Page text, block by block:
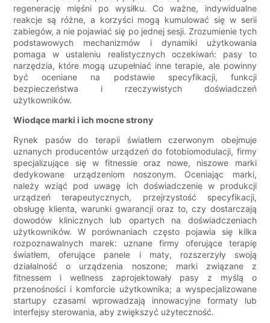
regenerację mięśni po wysiłku. Co ważne, indywidualne
reakcje są różne, a korzyści mogą kumulować się w serii
zabiegów, a nie pojawiać się po jednej sesji. Zrozumienie tych
podstawowych mechanizmów i dynamiki użytkowania
pomaga w ustaleniu realistycznych oczekiwań: pasy to
narzędzia, które mogą uzupełniać inne terapie, ale powinny
być oceniane na podstawie specyfikacji, funkcji
bezpieczeństwa i rzeczywistych doświadczeń
użytkowników.
Wiodące marki i ich mocne strony
Rynek pasów do terapii światłem czerwonym obejmuje
uznanych producentów urządzeń do fotobiomodulacji, firmy
specjalizujące się w fitnessie oraz nowe, niszowe marki
dedykowane urządzeniom noszonym. Oceniając marki,
należy wziąć pod uwagę ich doświadczenie w produkcji
urządzeń terapeutycznych, przejrzystość specyfikacji,
obsługę klienta, warunki gwarancji oraz to, czy dostarczają
dowodów klinicznych lub opartych na doświadczeniach
użytkowników. W porównaniach często pojawia się kilka
rozpoznawalnych marek: uznane firmy oferujące terapię
światłem, oferujące panele i maty, rozszerzyły swoją
działalność o urządzenia noszone; marki związane z
fitnessem i wellness zaprojektowały pasy z myślą o
przenośności i komforcie użytkownika; a wyspecjalizowane
startupy czasami wprowadzają innowacyjne formaty lub
interfejsy sterowania, aby zwiększyć użyteczność.